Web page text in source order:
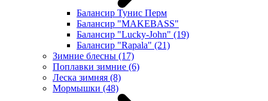
Балансир Тунис Перм
Балансир "MAKEBASS"
Балансир "Lucky-John" (19)
Балансир "Rapala" (21)
Зимние блесны (17)
Поплавки зимние (6)
Леска зимняя (8)
Мормышки (48)